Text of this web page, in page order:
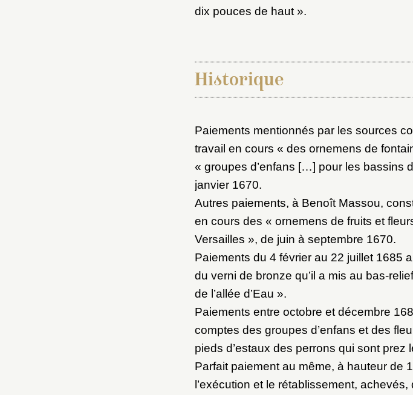
dix pouces de haut ».
Historique
Paiements mentionnés par les sources
travail en cours « des ornemens de
« groupes d’enfans […] pour les bassins
janvier 1670.
Autres paiements, à Benoît Massou,
en cours des « ornemens de fruits et
Versailles », de juin à septembre 1670.
Paiements du 4 février au 22 juillet 1685
du verni de bronze qu’il a mis au bas-
de l’allée d’Eau ».
Paiements entre octobre et décembre
comptes des groupes d’enfans et des
pieds d’estaux des perrons qui sont prez
Parfait paiement au même, à hauteur de
l’exécution et le rétablissement,
Nom du dossier
Valider
Nouveau dossier
Créer et ajouter
Mot de passe
Envoyer
Vous